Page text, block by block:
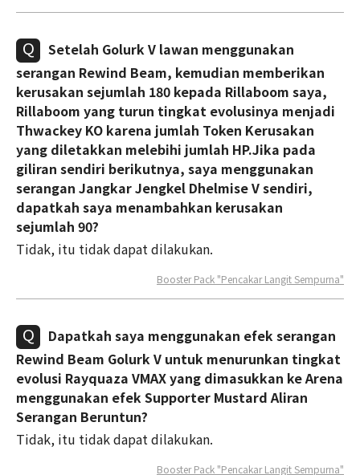
Setelah Golurk V lawan menggunakan
serangan Rewind Beam, kemudian memberikan
kerusakan sejumlah 180 kepada Rillaboom saya,
Rillaboom yang turun tingkat evolusinya menjadi
Thwackey KO karena jumlah Token Kerusakan
yang diletakkan melebihi jumlah HP.Jika pada
giliran sendiri berikutnya, saya menggunakan
serangan Jangkar Jengkel Dhelmise V sendiri,
dapatkah saya menambahkan kerusakan
sejumlah 90?
Tidak, itu tidak dapat dilakukan.
Booster Pack "Pencakar Langit Sempurna"
Dapatkah saya menggunakan efek serangan
Rewind Beam Golurk V untuk menurunkan tingkat
evolusi Rayquaza VMAX yang dimasukkan ke Arena
menggunakan efek Supporter Mustard Aliran
Serangan Beruntun?
Tidak, itu tidak dapat dilakukan.
Booster Pack "Pencakar Langit Sempurna"